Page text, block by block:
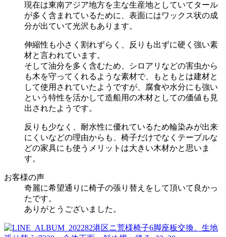
現在は東南アジア地方を主な生産地としていてタール
が多く含まれているために、表面にはワックス状の成
分が出ていて光沢もあります。
伸縮性も小さく割れずらく、反りも出ずに硬く強い素
材と言われています。
そして油分を多く含むため、シロアリなどの害虫から
も木を守ってくれるような素材で、もともとは建材と
して使用されていたようですが、腐食や水分にも強い
という特性を活かして造船用の木材としての価値も見
出されたようです。
反りも少なく、耐水性に優れているため輪染みが出来
にくいなどの理由からも、椅子だけでなくテーブルな
どの家具にも使うメリットは大きい木材かと思いま
す。
お客様の声
奇麗に希望通りに椅子の張り替えをして頂いて良かっ
たです。
ありがとうございました。